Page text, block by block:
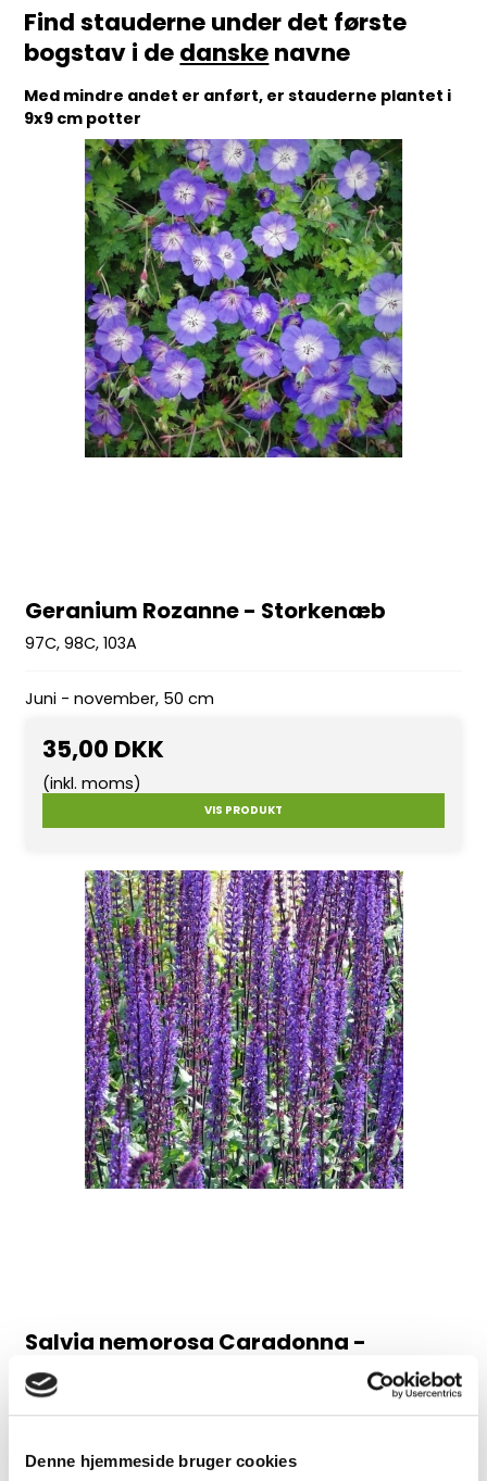
Denne hjemmeside bruger cookies
Find stauderne under det første
bogstav i dedanskenavne
Med mindre andet er anført, er stauderne plantet i
9x9 cm potter
Geranium Rozanne - Storkenæb
97C, 98C, 103A
Juni - november, 50 cm
35,00 DKK
(inkl. moms)
VIS PRODUKT
Salvia nemorosa Caradonna -
Staudesalvie
98AB
Juni-august, 60 cm